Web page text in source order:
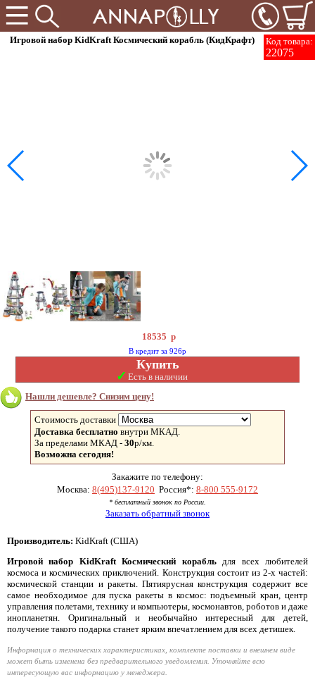
Код товара:
22075
Игровой набор KidKraft Космический корабль (КидКрафт)
18535 р
В кредит за 926р
Купить
✓ Есть в наличии
Нашли дешевле? Снизим цену!
Стоимость доставки
Доставка бесплатно внутри МКАД.
За пределами МКАД - 30р/км.
Возможна сегодня!
Закажите по телефону:
Москва: 8(495)137-9120 Россия*: 8-800 555-9172
* бесплатный звонок по России.
Заказать обратный звонок
Производитель: KidKraft (США)
Игровой набор KidKraft Космический корабльдля всех любителей
космоса и космических приключений. Конструкция состоит из 2-х частей:
космической станции и ракеты. Пятиярусная конструкция содержит все
самое необходимое для пуска ракеты в космос: подъемный кран, центр
управления полетами, технику и компьютеры, космонавтов, роботов и даже
инопланетян. Оригинальный и необычайно интересный для детей,
получение такого подарка станет ярким впечатлением для всех детишек.
Информация о технических характеристиках, комплекте поставки и внешнем виде
может быть изменена без предварительного уведомления. Уточняйте всю
интересующую вас информацию у менеджера.